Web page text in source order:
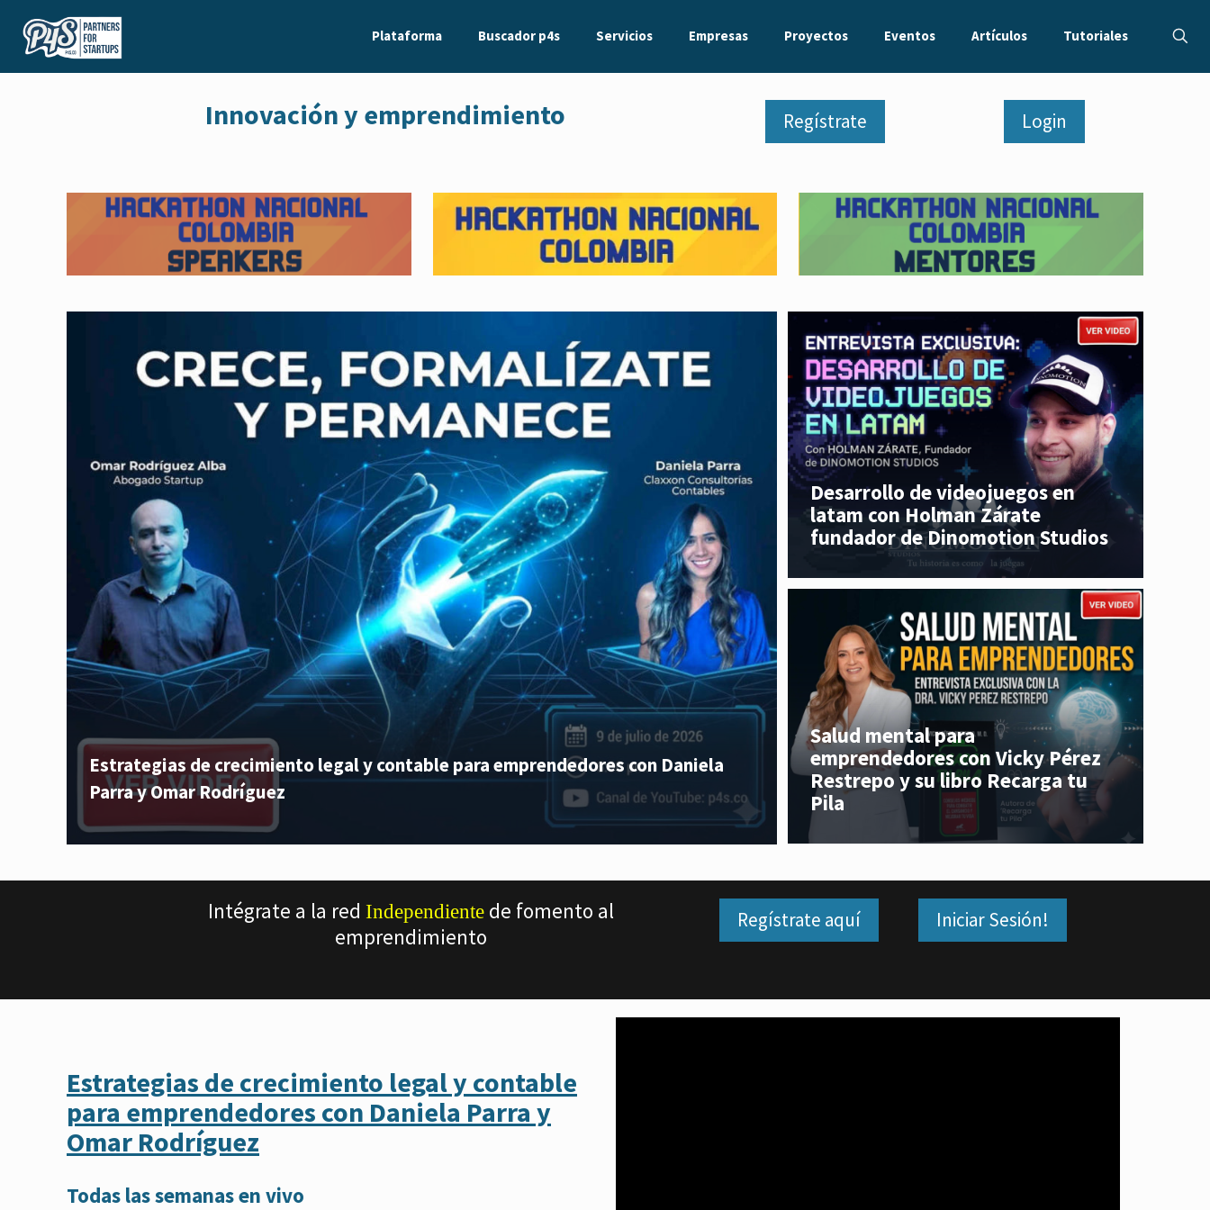
Plataforma Buscador p4s Servicios Empresas Proyectos Eventos Artículos Tutoriales
Innovación y emprendimiento Regístrate Login
Estrategias de crecimiento legal y contable para emprendedores con Daniela
Parra y Omar Rodríguez
Desarrollo de videojuegos en
latam con Holman Zárate
fundador de Dinomotion Studios
Salud mental para
emprendedores con Vicky Pérez
Restrepo y su libro Recarga tu
Pila
Intégrate a la red Independiente de fomento al
emprendimiento
Regístrate aquí Iniciar Sesión!
Estrategias de crecimiento legal y contable
para emprendedores con Daniela Parra y
Omar Rodríguez
Todas las semanas en vivo